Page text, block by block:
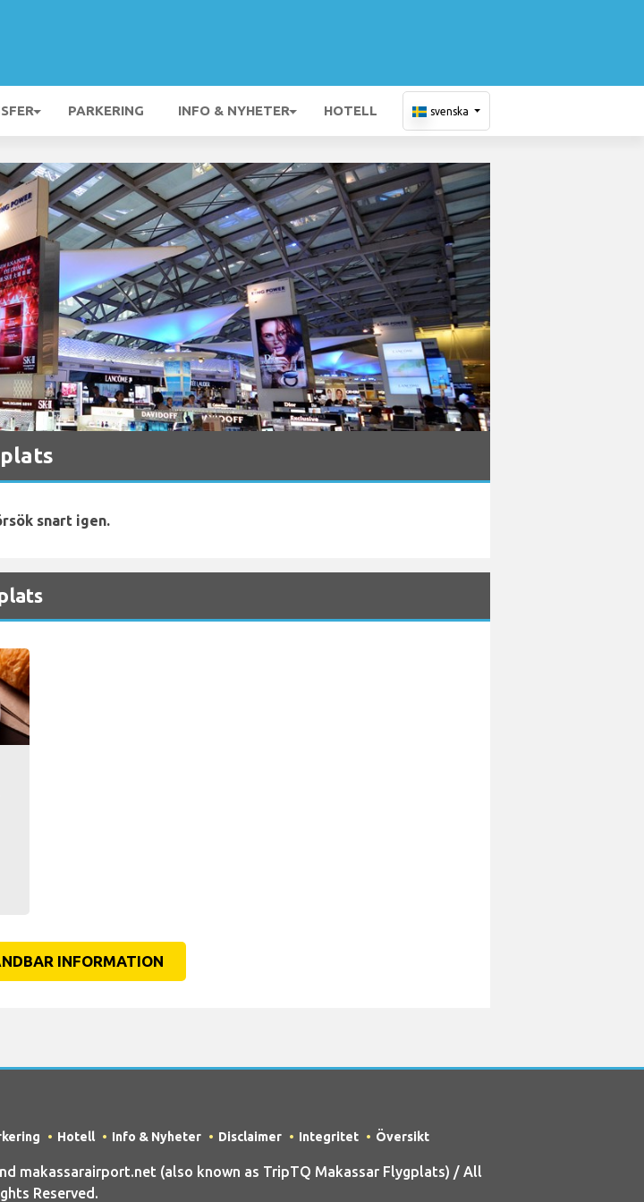
PARKERING INFO & NYHETER HOTELL svenska
snart igen.
INFORMATION
Hotell Info & Nyheter Disclaimer Integritet Översikt
makassarairport.net (also known as TripTQ Makassar Flygplats) / All
Reserved.